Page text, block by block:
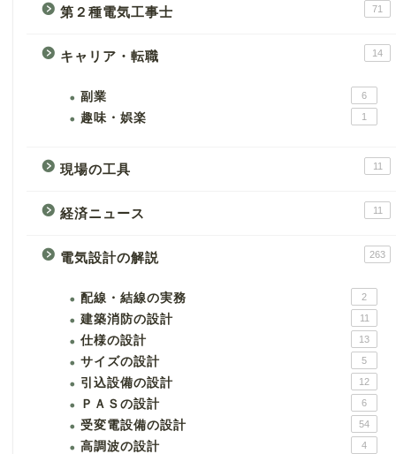
第２種電気工事士 71
キャリア・転職 14
副業 6
趣味・娯楽 1
現場の工具 11
経済ニュース 11
電気設計の解説 263
配線・結線の実務 2
建築消防の設計 11
仕様の設計 13
サイズの設計 5
引込設備の設計 12
ＰＡＳの設計 6
受変電設備の設計 54
高調波の設計 4